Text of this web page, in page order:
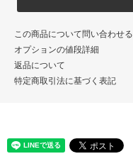
この商品について問い合わせる
オプションの値段詳細
返品について
特定商取引法に基づく表記